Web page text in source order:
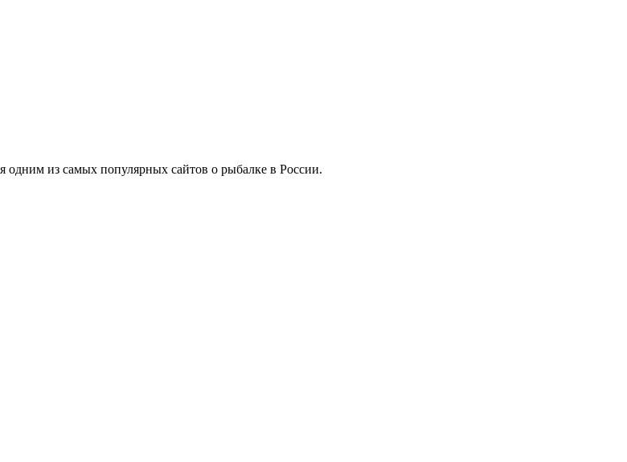
одним из самых популярных сайтов о рыбалке в России.